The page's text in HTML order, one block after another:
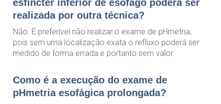
esfíncter inferior de esôfago poderá ser
realizada por outra técnica?
Não. É preferível não realizar o exame de pHmetria,
pois sem uma localização exata o refluxo poderá ser
medido de forma errada e portanto sem valor.
Como é a execução do exame de
pHmetria esofágica prolongada?